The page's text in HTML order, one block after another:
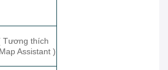
Tương thích
Assistant )